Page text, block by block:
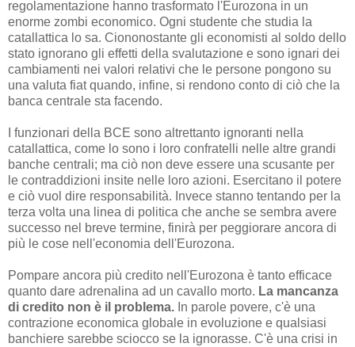
regolamentazione hanno trasformato l'Eurozona in un
enorme zombi economico. Ogni studente che studia la
catallattica lo sa. Ciononostante gli economisti al soldo dello
stato ignorano gli effetti della svalutazione e sono ignari dei
cambiamenti nei valori relativi che le persone pongono su
una valuta fiat quando, infine, si rendono conto di ciò che la
banca centrale sta facendo.
I funzionari della BCE sono altrettanto ignoranti nella
catallattica, come lo sono i loro confratelli nelle altre grandi
banche centrali; ma ciò non deve essere una scusante per
le contraddizioni insite nelle loro azioni. Esercitano il potere
e ciò vuol dire responsabilità. Invece stanno tentando per la
terza volta una linea di politica che anche se sembra avere
successo nel breve termine, finirà per peggiorare ancora di
più le cose nell'economia dell'Eurozona.
Pompare ancora più credito nell'Eurozona è tanto efficace
quanto dare adrenalina ad un cavallo morto. La mancanza
di credito non è il problema. In parole povere, c'è una
contrazione economica globale in evoluzione e qualsiasi
banchiere sarebbe sciocco se la ignorasse. C'è una crisi in